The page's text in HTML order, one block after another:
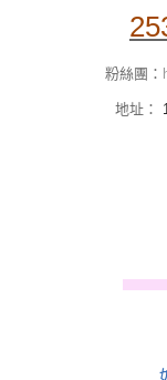
粉絲團：
地址：